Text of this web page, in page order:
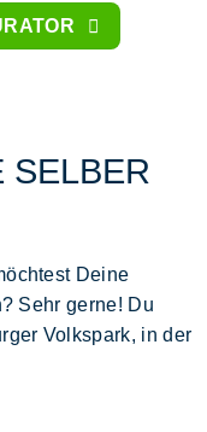
SELBER
Deine
Sehr gerne! Du
Volkspark, in der